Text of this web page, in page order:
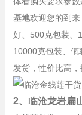
基地欢迎您的到
好、500克包装、
10000克包装、佤
发货，性价比高，
2、临沧龙岩扁